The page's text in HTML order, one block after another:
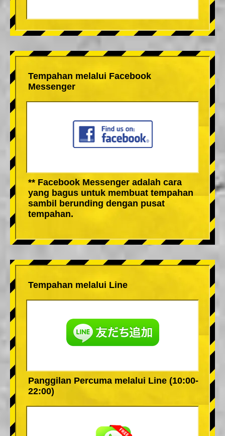
Tempahan melalui Facebook
Messenger
** Facebook Messenger adalah cara
yang bagus untuk membuat tempahan
sambil berunding dengan pusat
tempahan.
Tempahan melalui Line
Panggilan Percuma melalui Line (10:00-
22:00)